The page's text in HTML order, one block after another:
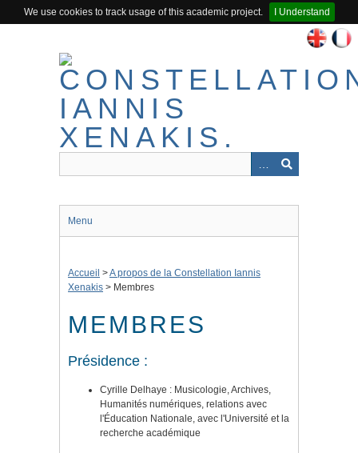
We use cookies to track usage of this academic project.
I Understand
Menu
Accueil >A propos de la Constellation Iannis
Xenakis > Membres
MEMBRES
Présidence :
Cyrille Delhaye : Musicologie, Archives,
Humanités numériques, relations avec
l'Éducation Nationale, avec l'Université et la
recherche académique